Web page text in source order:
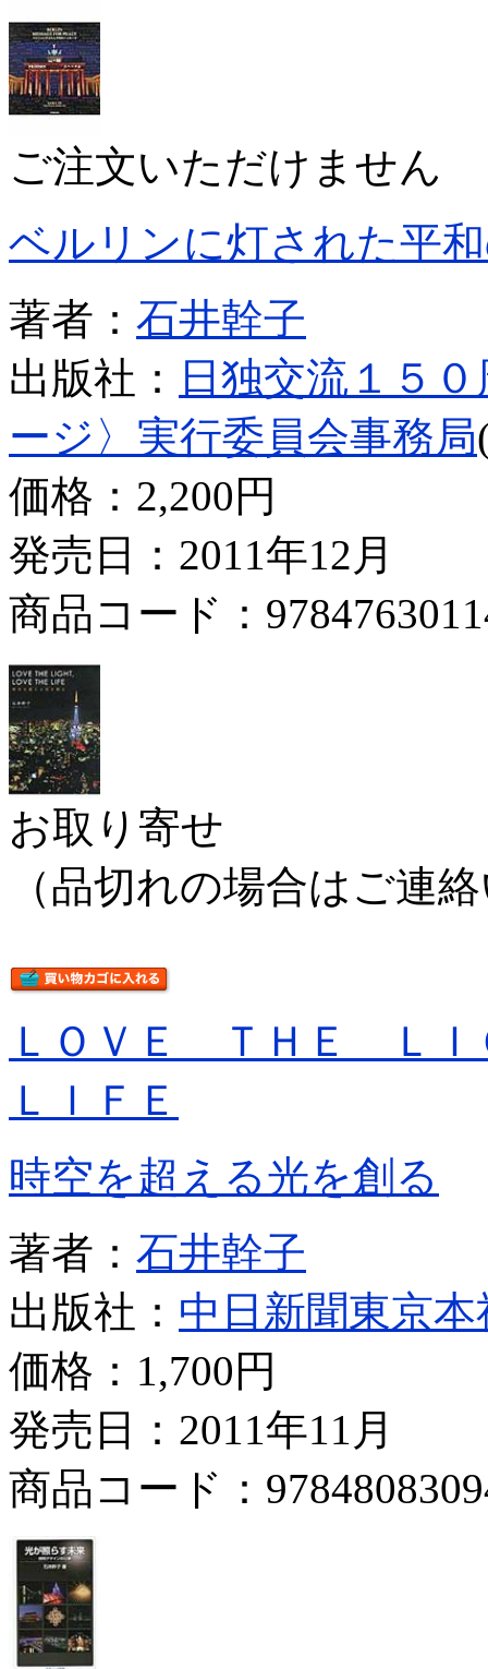
ご注文いただけません
ベルリンに灯された平
著者： 石井幹子
出版社：
日独交流１５
ージ〉実行委員会事務局
価格： 2,200円
発売日：2011年12月
商品コード：
お取り寄せ
（品切れの場合はご連
ＬＯＶＥ ＴＨＥ Ｌ
ＬＩＦＥ
時空を超える光を創る
著者： 石井幹子
出版社： 中日新聞東京本
価格： 1,700円
発売日：2011年11月
商品コード：